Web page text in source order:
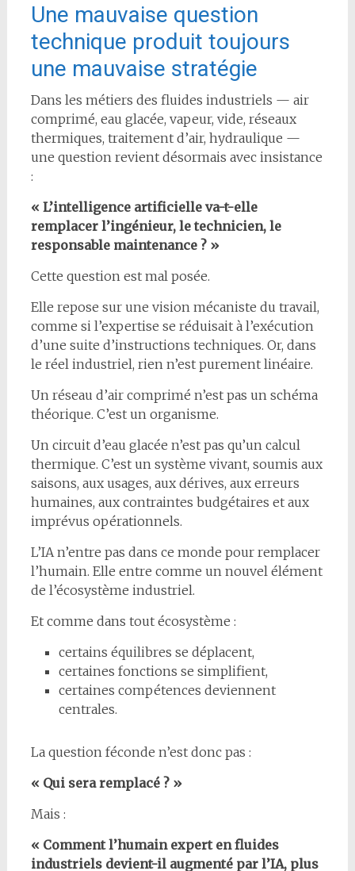
Une mauvaise question
technique produit toujours
une mauvaise stratégie
Dans les métiers des fluides industriels — air
comprimé, eau glacée, vapeur, vide, réseaux
thermiques, traitement d’air, hydraulique —
une question revient désormais avec insistance
:
« L’intelligence artificielle va-t-elle
remplacer l’ingénieur, le technicien, le
responsable maintenance ? »
Cette question est mal posée.
Elle repose sur une vision mécaniste du travail,
comme si l’expertise se réduisait à l’exécution
d’une suite d’instructions techniques. Or, dans
le réel industriel, rien n’est purement linéaire.
Un réseau d’air comprimé n’est pas un schéma
théorique. C’est un organisme.
Un circuit d’eau glacée n’est pas qu’un calcul
thermique. C’est un système vivant, soumis aux
saisons, aux usages, aux dérives, aux erreurs
humaines, aux contraintes budgétaires et aux
imprévus opérationnels.
L’IA n’entre pas dans ce monde pour remplacer
l’humain. Elle entre comme un nouvel élément
de l’écosystème industriel.
Et comme dans tout écosystème :
certains équilibres se déplacent,
certaines fonctions se simplifient,
certaines compétences deviennent
centrales.
La question féconde n’est donc pas :
« Qui sera remplacé ? »
Mais :
« Comment l’humain expert en fluides
industriels devient-il augmenté par l’IA, plus